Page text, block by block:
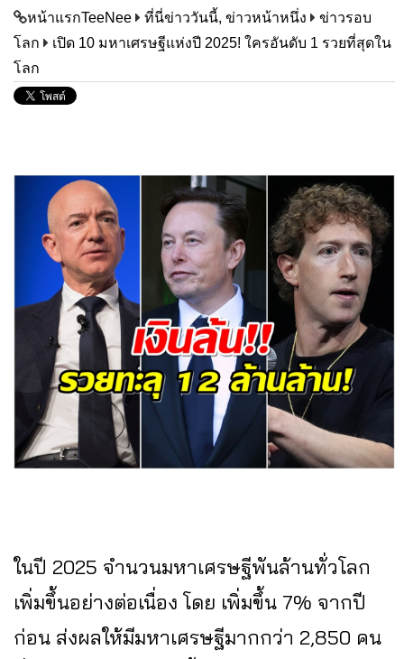
หน้าแรกTeeNee ที่นี่ข่าววันนี้, ข่าวหน้าหนึ่ง
ข่าวรอบ
โลก
เปิด 10 มหาเศรษฐีแห่งปี 2025! ใครอันดับ 1 รวยที่สุดใน
โลก
ในปี 2025 จำนวนมหาเศรษฐีพันล้านทั่วโลก
เพิ่มขึ้นอย่างต่อเนื่อง โดย เพิ่มขึ้น 7% จากปี
ก่อน ส่งผลให้มีมหาเศรษฐีมากกว่า 2,850 คน